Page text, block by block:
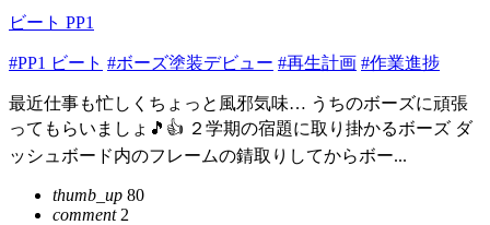
ビート PP1
#PP1 ビート #ボーズ塗装デビュー #再生計画 #作業進捗
最近仕事も忙しくちょっと風邪気味… うちのボーズに頑張
ってもらいましょ🎵👍 ２学期の宿題に取り掛かるボーズ ダ
ッシュボード内のフレームの錆取りしてからボー...
thumb_up 80
comment2